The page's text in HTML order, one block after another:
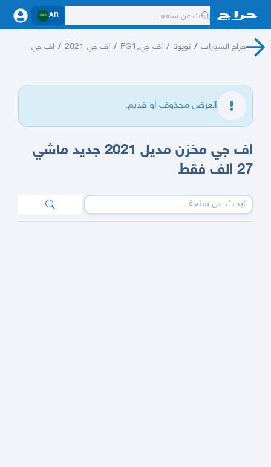
AR
حراج السيارات / تويوتا / اف جي,FG1 / اف جي 2021 / اف جي
العرض محذوف او قديم.
اف جي مخزن مديل 2021 جديد ماشي
27 الف فقط